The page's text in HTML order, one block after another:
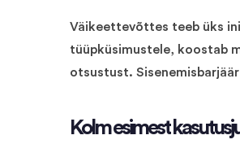
Väikeettevõttes teeb üks
tüüpküsimustele, koostab
otsustust.
Kolm esimest